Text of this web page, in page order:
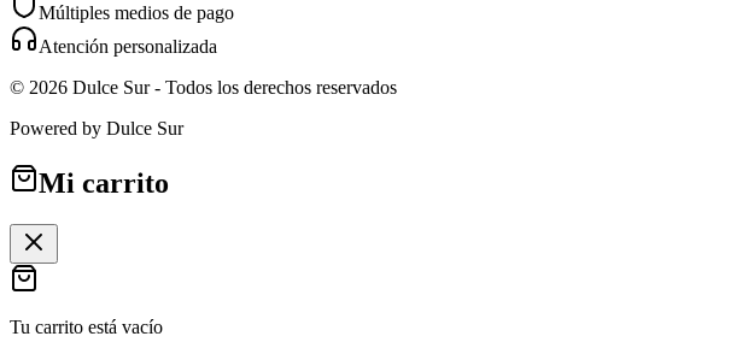
Múltiples medios de pago
Atención personalizada
© 2026 Dulce Sur- Todos los derechos reservados
Powered by Dulce Sur
Mi carrito
Tu carrito está vacío